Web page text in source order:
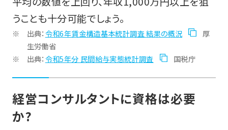
うことも十分可能でしょう。
出典：令和6年賃金構造基本統計調査 結果の概況
厚
生労働省
出典：令和5年分 民間給与実態統計調査 国税庁
経営コンサルタントに資格は必要
か?